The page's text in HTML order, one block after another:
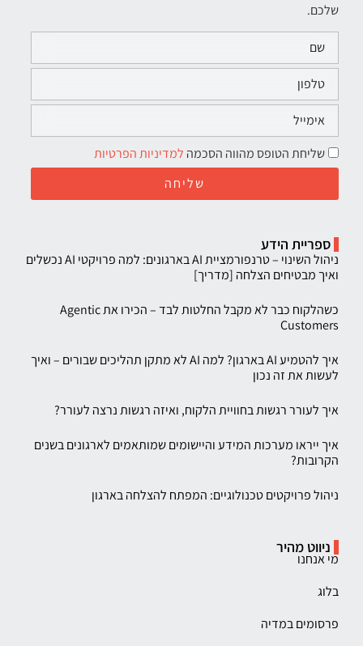
שלכם.
שליחת הטופס מהווה הסכמה למדיניות הפרטיות
שליחה
ספריית הידע
ניהול השינוי – טרנפורמציית AI בארגונים: למה פרויקטי AI נכשלים
ואיך מבטיחים הצלחה [מדריך]
כשהלקוח כבר לא מקבל החלטות לבד – הכירו את Agentic
Customers
איך להטמיע AI בארגון? למה AI לא מתקן תהליכים שבורים – ואיך
לעשות את זה נכון
איך לעורר רגשות בחוויית הלקוח, ואיזה רגשות נרצה לעורר?
איך ייראו מערכות המידע והיישומים שמותאמים לארגונים בשנים
הקרובות?
ניהול פרויקטים טכנולוגיים: המפתח להצלחה בארגון
ניווט מהיר
מי אנחנו
בלוג
פרסומים במדיה